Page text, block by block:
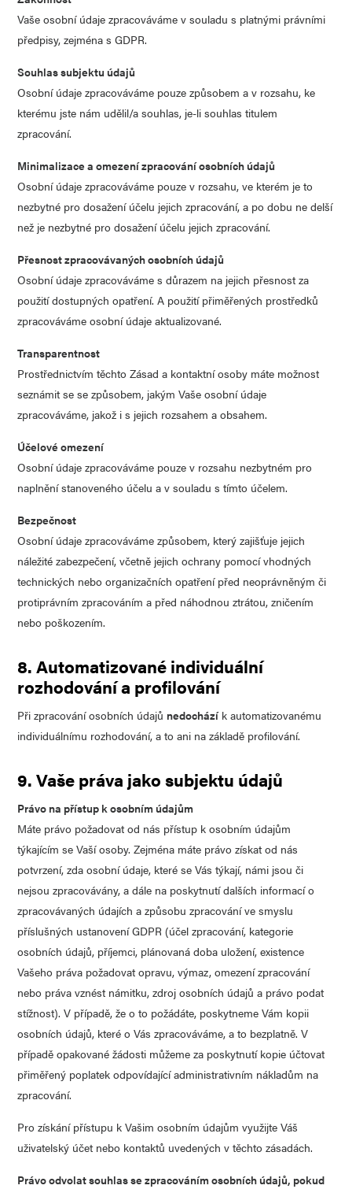
Vaše osobní údaje zpracováváme v souladu s platnými právními
předpisy, zejména s GDPR.
Souhlas subjektu údajů
Osobní údaje zpracováváme pouze způsobem a v rozsahu, ke
kterému jste nám udělil/a souhlas, je-li souhlas titulem
zpracování.
Minimalizace a omezení zpracování osobních údajů
Osobní údaje zpracováváme pouze v rozsahu, ve kterém je to
nezbytné pro dosažení účelu jejich zpracování, a po dobu ne delší
než je nezbytné pro dosažení účelu jejich zpracování.
Přesnost zpracovávaných osobních údajů
Osobní údaje zpracováváme s důrazem na jejich přesnost za
použití dostupných opatření. A použití přiměřených prostředků
zpracováváme osobní údaje aktualizované.
Transparentnost
Prostřednictvím těchto Zásad a kontaktní osoby máte možnost
seznámit se se způsobem, jakým Vaše osobní údaje
zpracováváme, jakož i s jejich rozsahem a obsahem.
Účelové omezení
Osobní údaje zpracováváme pouze v rozsahu nezbytném pro
naplnění stanoveného účelu a v souladu s tímto účelem.
Bezpečnost
Osobní údaje zpracováváme způsobem, který zajišťuje jejich
náležité zabezpečení, včetně jejich ochrany pomocí vhodných
technických nebo organizačních opatření před neoprávněným či
protiprávním zpracováním a před náhodnou ztrátou, zničením
nebo poškozením.
8. Automatizované individuální
rozhodování a profilování
Při zpracování osobních údajů nedocházík automatizovanému
individuálnímu rozhodování, a to ani na základě profilování.
9. Vaše práva jako subjektu údajů
Právo na přístup k osobním údajům
Máte právo požadovat od nás přístup k osobním údajům
týkajícím se Vaší osoby. Zejména máte právo získat od nás
potvrzení, zda osobní údaje, které se Vás týkají, námi jsou či
nejsou zpracovávány, a dále na poskytnutí dalších informací o
zpracovávaných údajích a způsobu zpracování ve smyslu
příslušných ustanovení GDPR (účel zpracování, kategorie
osobních údajů, příjemci, plánovaná doba uložení, existence
Vašeho práva požadovat opravu, výmaz, omezení zpracování
nebo práva vznést námitku, zdroj osobních údajů a právo podat
stížnost). V případě, že o to požádáte, poskytneme Vám kopii
osobních údajů, které o Vás zpracováváme, a to bezplatně. V
případě opakované žádosti můžeme za poskytnutí kopie účtovat
přiměřený poplatek odpovídající administrativním nákladům na
zpracování.
Pro získání přístupu k Vašim osobním údajům využijte Váš
uživatelský účet nebo kontaktů uvedených v těchto zásadách.
Právo odvolat souhlas se zpracováním osobních údajů, pokud